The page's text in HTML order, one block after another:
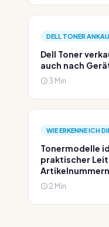
DELL TONER
Dell Toner
auch nach
3 Min.
WIE ERKENNE ICH
Tonermodelle
praktischer
2 Min.